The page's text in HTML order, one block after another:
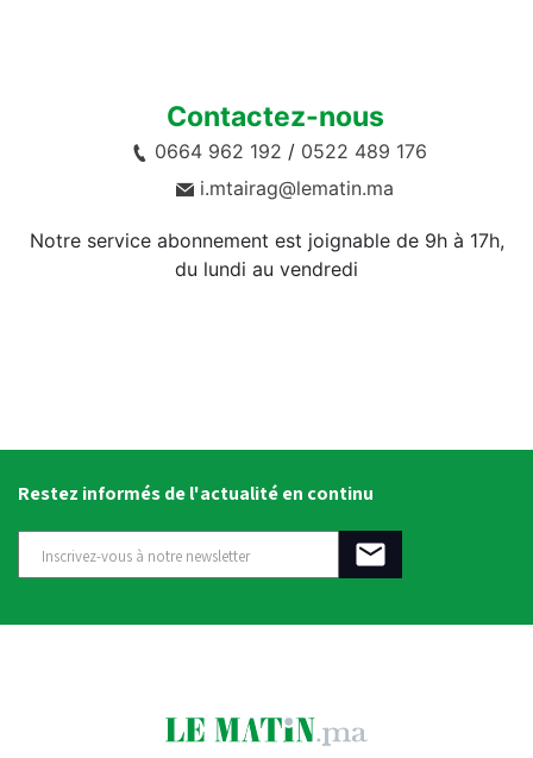
Contactez-nous
0664 962 192 / 0522 489 176
i.mtairag@lematin.ma
Notre service abonnement est joignable de 9h à 17h,
du lundi au vendredi
Restez informés de l'actualité en continu